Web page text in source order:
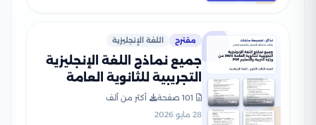
مقترح اللغة الإنجليزية
جميع نماذج اللغة الإنجليزية
التجريبية للثانوية العامة
2026 من وزارة التربية
والتعليم PDF
101 صفحة
أكثر من ألف
28 مايو 2026